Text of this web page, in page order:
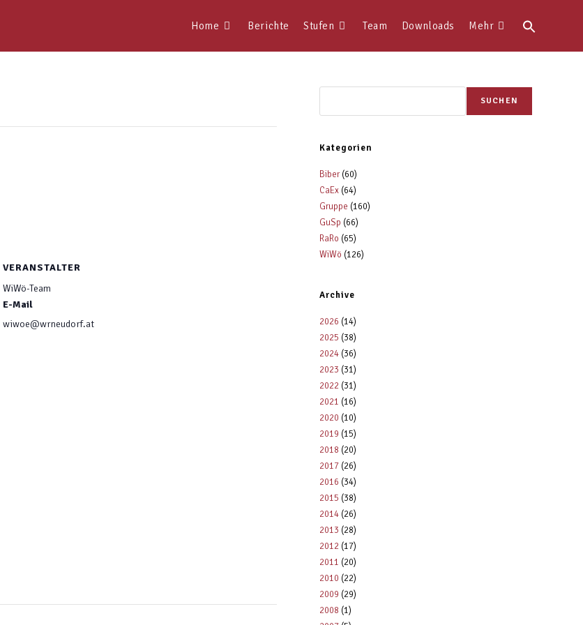
Home Berichte Stufen Team Downloads Mehr
VERANSTALTER
WiWö-Team
E-Mail
wiwoe@wrneudorf.at
SUCHEN
Kategorien
Biber (60)
CaEx (64)
Gruppe (160)
GuSp (66)
RaRo (65)
WiWö (126)
Archive
2026 (14)
2025 (38)
2024 (36)
2023 (31)
2022 (31)
2021 (16)
2020 (10)
2019 (15)
2018 (20)
2017 (26)
2016 (34)
2015 (38)
2014 (26)
2013 (28)
2012 (17)
2011 (20)
2010 (22)
2009 (29)
2008 (1)